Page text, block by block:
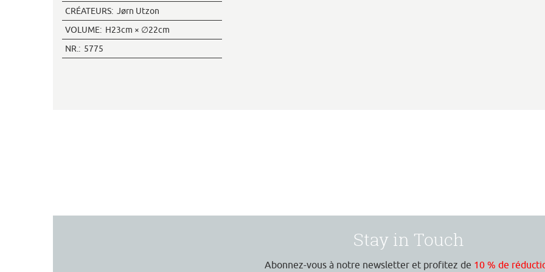
CRÉATEURS: Jørn Utzon
VOLUME: H23cm × ∅22cm
NR.: 5775
Stay in Touch
Abonnez-vous à notre newsletter et profitez de 10 % de